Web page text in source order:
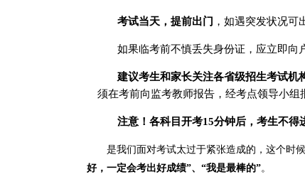
考试当天，提前出门 ，如遇突发状况可
如果临考前不慎丢失身份证，应立即向
建议考生和家长关注各省级招生考试机
须在考前向监考教师报告，经考点领导小组
注意！各科目开考15分钟后，考生不得
是我们面对考试太过于紧张造成的，这个时
好，一定会考出好成绩”、“我是最棒的”。